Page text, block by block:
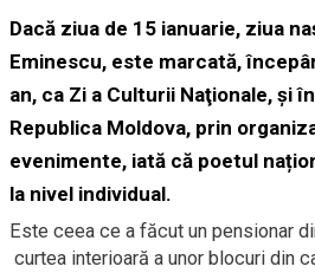
Dacă ziua de 15 ianuarie, ziua
Eminescu, este marcată,
an, ca Zi a Culturii Naţionale, și
Republica Moldova, prin
evenimente, iată că poetul
la nivel individual.
Este ceea ce a făcut un pensionar
curtea interioară a unor blocuri din